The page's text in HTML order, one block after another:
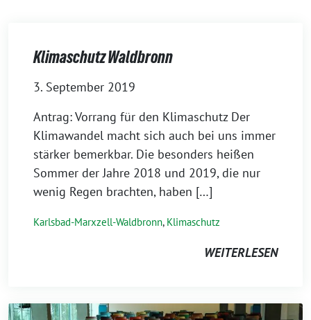
Klimaschutz Waldbronn
3. September 2019
Antrag: Vorrang für den Klimaschutz Der
Klimawandel macht sich auch bei uns immer
stärker bemerkbar. Die besonders heißen
Sommer der Jahre 2018 und 2019, die nur
wenig Regen brachten, haben […]
Karlsbad-Marxzell-Waldbronn, Klimaschutz
WEITERLESEN